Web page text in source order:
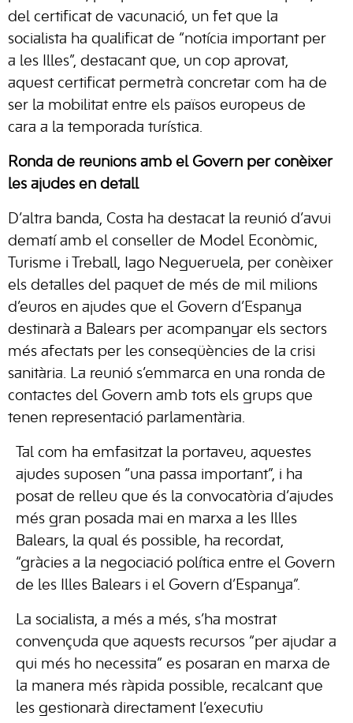
del certificat de vacunació, un fet que la
socialista ha qualificat de “notícia important per
a les Illes”, destacant que, un cop aprovat,
aquest certificat permetrà concretar com ha de
ser la mobilitat entre els països europeus de
cara a la temporada turística.
Ronda de reunions amb el Govern per conèixer
les ajudes en detall
D’altra banda, Costa ha destacat la reunió d’avui
dematí amb el conseller de Model Econòmic,
Turisme i Treball, Iago Negueruela, per conèixer
els detalles del paquet de més de mil milions
d’euros en ajudes que el Govern d’Espanya
destinarà a Balears per acompanyar els sectors
més afectats per les conseqüències de la crisi
sanitària. La reunió s’emmarca en una ronda de
contactes del Govern amb tots els grups que
tenen representació parlamentària.
Tal com ha emfasitzat la portaveu, aquestes
ajudes suposen “una passa important”, i ha
posat de relleu que és la convocatòria d’ajudes
més gran posada mai en marxa a les Illes
Balears, la qual és possible, ha recordat,
“gràcies a la negociació política entre el Govern
de les Illes Balears i el Govern d’Espanya”.
La socialista, a més a més, s’ha mostrat
convençuda que aquests recursos “per ajudar a
qui més ho necessita” es posaran en marxa de
la manera més ràpida possible, recalcant que
les gestionarà directament l’executiu